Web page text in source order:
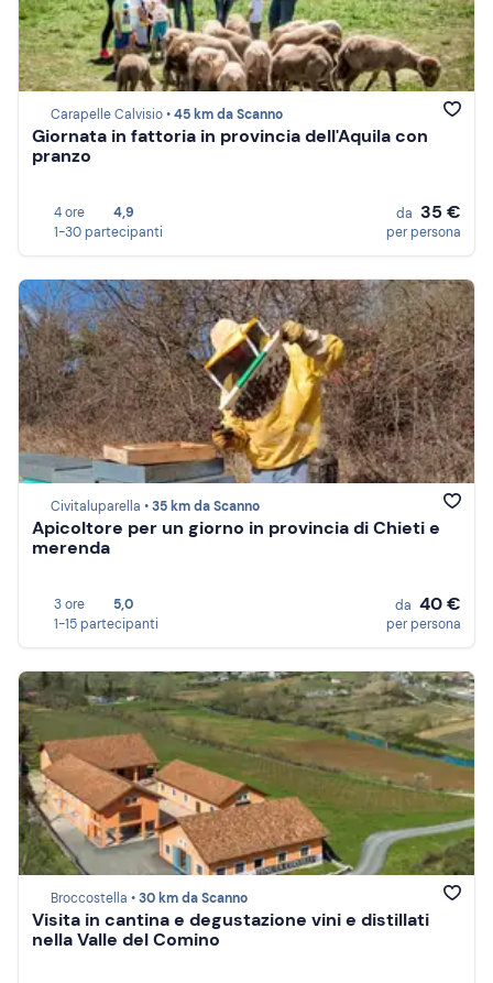
Carapelle Calvisio •45 km da Scanno
Giornata in fattoria in provincia dell'Aquila con
pranzo
4 ore
4,9
1-30 partecipanti
da 35 €
per persona
Civitaluparella •35 km da Scanno
Apicoltore per un giorno in provincia di Chieti e
merenda
3 ore
5,0
1-15 partecipanti
da 40 €
per persona
Broccostella •30 km da Scanno
Visita in cantina e degustazione vini e distillati
nella Valle del Comino